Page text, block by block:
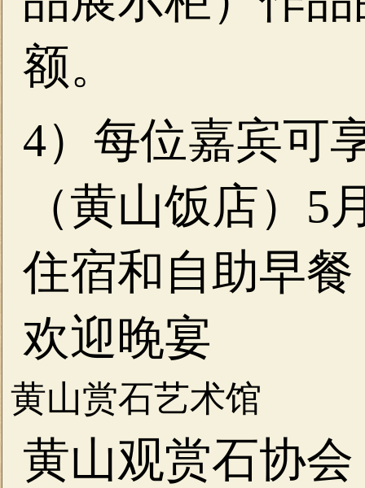
额。
4）每位嘉宾可
（黄山饭店）5
住宿和自助早
欢迎晚宴
黄山赏石艺术馆
黄山观赏石协会